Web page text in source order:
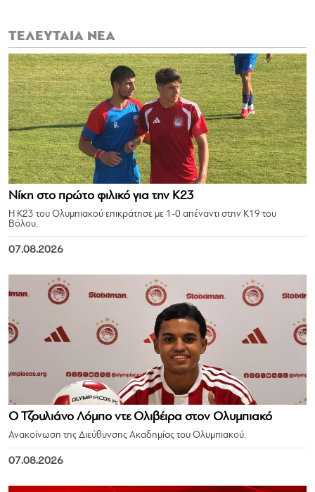
ΤΕΛΕΥΤΑΙΑ ΝΕΑ
Νίκη στο πρώτο φιλικό για την Κ23
Η Κ23 του Ολυμπιακού επικράτησε με 1-0 απέναντι στην Κ19 του
Βόλου.
07.08.2026
Ο Τζουλιάνο Λόμπο ντε Ολιβέιρα στον Ολυμπιακό
Ανακοίνωση της Διεύθυνσης Ακαδημίας του Ολυμπιακού.
07.08.2026